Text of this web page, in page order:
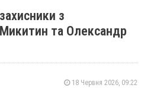
з
та Олександр
18 Червня 2026, 09:22